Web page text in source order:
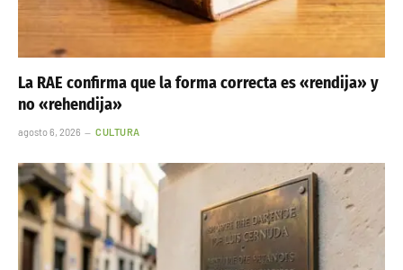
La RAE confirma que la forma correcta es «rendija» y
no «rehendija»
agosto 6, 2026 CULTURA